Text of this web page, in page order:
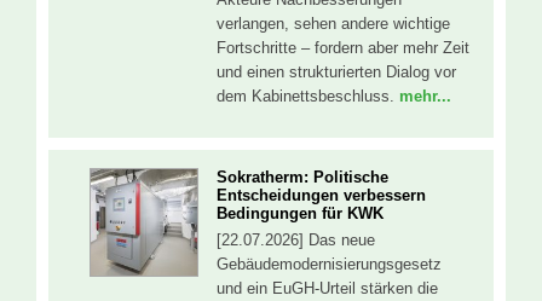
verlangen, sehen andere wichtige
Fortschritte – fordern aber mehr Zeit
und einen strukturierten Dialog vor
dem Kabinettsbeschluss. mehr...
Sokratherm: Politische
Entscheidungen verbessern
Bedingungen für KWK
[22.07.2026] Das neue
Gebäudemodernisierungsgesetz
und ein EuGH-Urteil stärken die